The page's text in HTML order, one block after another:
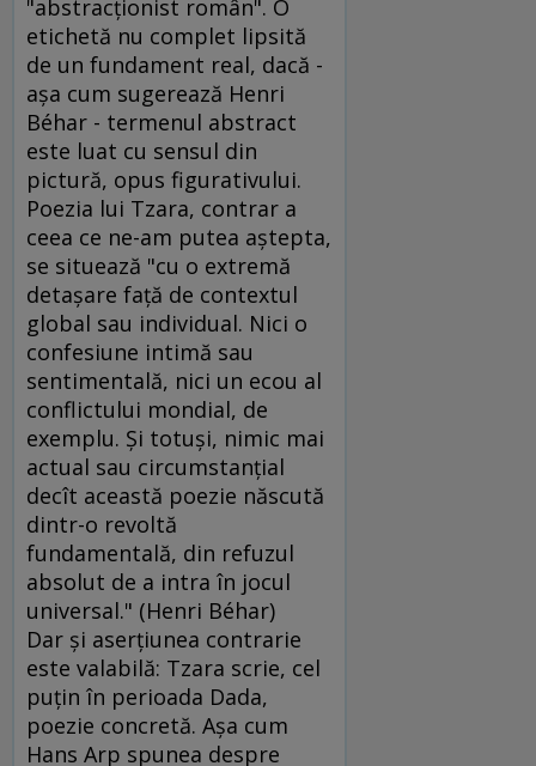
"abstracţionist român". O
etichetă nu complet lipsită
de un fundament real, dacă -
aşa cum sugerează Henri
Béhar - termenul abstract
este luat cu sensul din
pictură, opus figurativului.
Poezia lui Tzara, contrar a
ceea ce ne-am putea aştepta,
se situează "cu o extremă
detaşare faţă de contextul
global sau individual. Nici o
confesiune intimă sau
sentimentală, nici un ecou al
conflictului mondial, de
exemplu. Şi totuşi, nimic mai
actual sau circumstanţial
decît această poezie născută
dintr-o revoltă
fundamentală, din refuzul
absolut de a intra în jocul
universal." (Henri Béhar)
Dar şi aserţiunea contrarie
este valabilă: Tzara scrie, cel
puţin în perioada Dada,
poezie concretă. Aşa cum
Hans Arp spunea despre